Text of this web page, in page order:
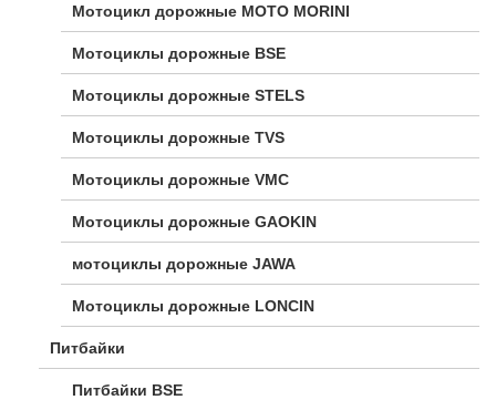
Мотоцикл дорожные МОТО MORINI
Мотоциклы дорожные BSE
Мотоциклы дорожные STELS
Мотоциклы дорожные TVS
Мотоциклы дорожные VMC
Мотоциклы дорожные GAOKIN
мотоциклы дорожные JAWA
Мотоциклы дорожные LONCIN
Питбайки
Питбайки BSE